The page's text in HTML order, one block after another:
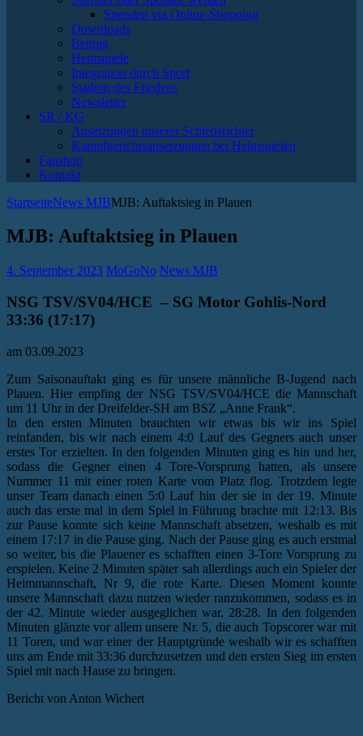
Spenden via Online-Shopping
Downloads
Beitrag
Heimspiele
Integration durch Sport
Stadion des Friedens
Newsletter
SR / KG
Ansetzungen unserer Schiedsrichter
Kampfgerichtsansetzungen bei Heimspielen
Fanshop
Kontakt
StartseiteNews MJBMJB: Auftaktsieg in Plauen
MJB: Auftaktsieg in Plauen
4. September 2023 MoGoNo News MJB
NSG TSV/SV04/HCE – SG Motor Gohlis-Nord
33:36 (17:17)
am 03.09.2023
Zum Saisonauftakt ging es für unsere männliche B-Jugend nach
Plauen. Hier empfing der NSG TSV/SV04/HCE die Mannschaft
um 11 Uhr in der Dreifelder-SH am BSZ „Anne Frank“.
In den ersten Minuten brauchten wir etwas bis wir ins Spiel
reinfanden, bis wir nach einem 4:0 Lauf des Gegners auch unser
erstes Tor erzielten. In den folgenden Minuten ging es hin und her,
sodass die Gegner einen 4 Tore-Vorsprung hatten, als unsere
Nummer 11 mit einer roten Karte vom Platz flog. Trotzdem legte
unser Team danach einen 5:0 Lauf hin der sie in der 19. Minute
auch das erste mal in dem Spiel in Führung brachte mit 12:13. Bis
zur Pause konnte sich keine Mannschaft absetzen, weshalb es mit
einem 17:17 in die Pause ging. Nach der Pause ging es auch erstmal
so weiter, bis die Plauener es schafften einen 3-Tore Vorsprung zu
erspielen. Keine 2 Minuten später sah allerdings auch ein Spieler der
Heimmannschaft, Nr 9, die rote Karte. Diesen Moment konnte
unsere Mannschaft dazu nutzen wieder ranzukommen, sodass es in
der 42. Minute wieder ausgeglichen war, 28:28. In den folgenden
Minuten glänzte vor allem unsere Nr. 5, die auch Topscorer war mit
11 Toren, und war einer der Hauptgründe weshalb wir es schafften
uns am Ende mit 33:36 durchzusetzen und den ersten Sieg im ersten
Spiel mit nach Hause zu bringen.
Bericht von Anton Wichert